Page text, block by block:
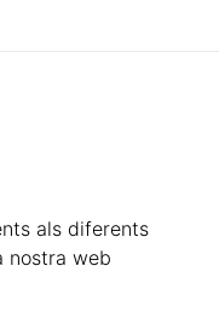
als diferents
nostra web